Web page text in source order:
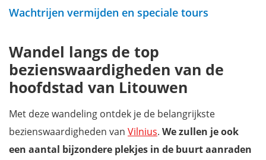
Wachtrijen vermijden en speciale tours
Wandel langs de top
bezienswaardigheden van de
hoofdstad van Litouwen
Met deze wandeling ontdek je de belangrijkste
bezienswaardigheden van Vilnius. We zullen je ook
een aantal bijzondere plekjes in de buurt aanraden